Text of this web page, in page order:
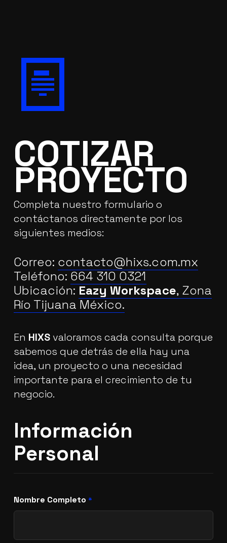
COTIZAR
PROYECTO
Completa nuestro formulario o
contáctanos directamente por los
siguientes medios:
Correo: contacto@hixs.com.mx
Teléfono: 664 310 0321
Ubicación: Eazy Workspace, Zona
Río Tijuana México.
En HIXS valoramos cada consulta porque
sabemos que detrás de ella hay una
idea, un proyecto o una necesidad
importante para el crecimiento de tu
negocio.
Información
Personal
Nombre Completo *